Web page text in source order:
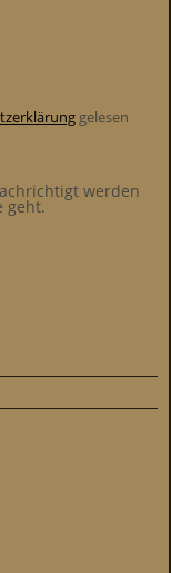
gelesen
werden
geht.